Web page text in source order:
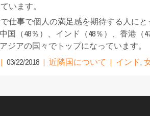
います。
仕事で個人の満足感を期待する人に
中国（48％）、インド（48％）、香港（
アジアの国々でトップになっています。
03/22/2018 近隣国について インド,